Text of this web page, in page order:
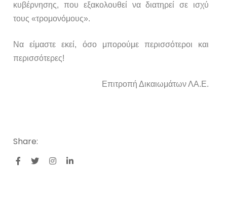
κυβέρνησης, που εξακολουθεί να διατηρεί σε ισχύ
τους «τρομονόμους».
Να είμαστε εκεί, όσο μπορούμε περισσότεροι και
περισσότερες!
Επιτροπή Δικαιωμάτων ΛΑ.Ε.
Share: